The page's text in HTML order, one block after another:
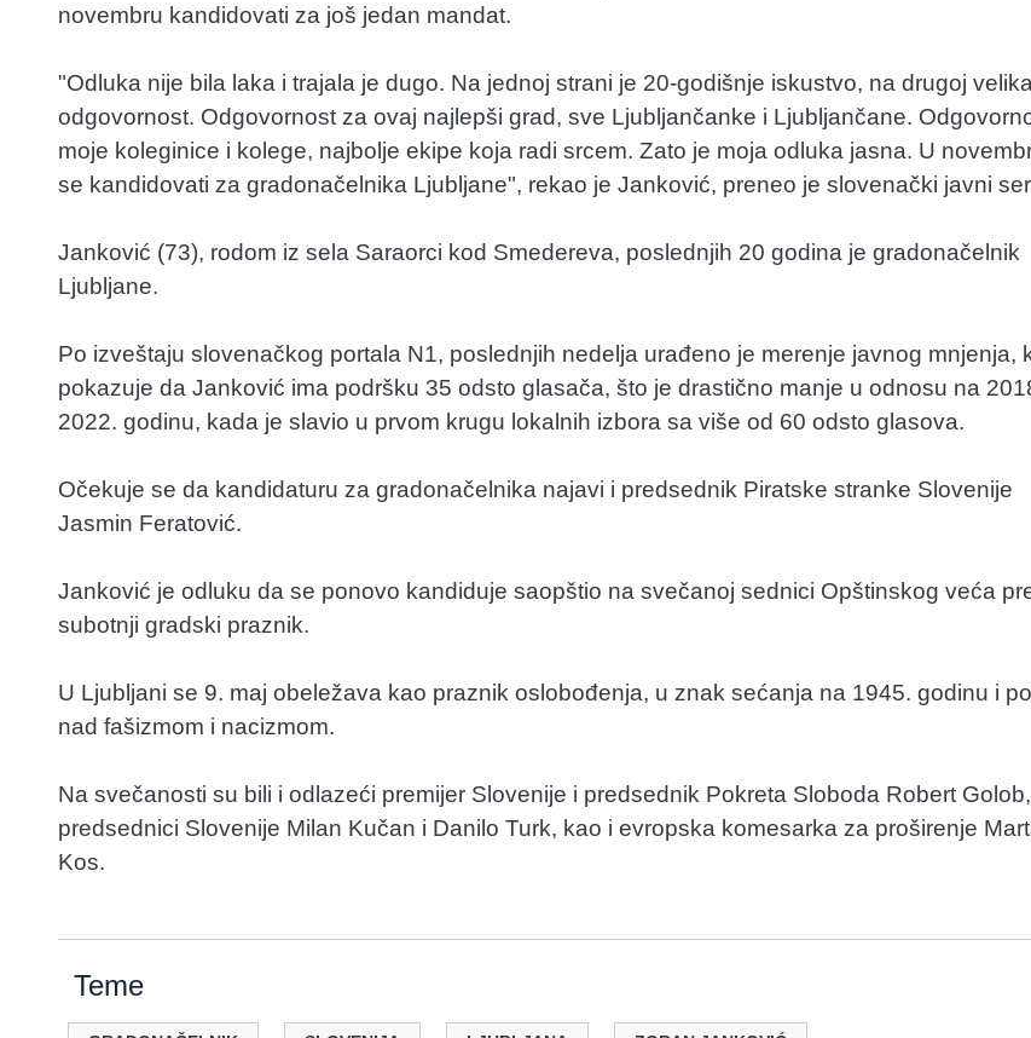
novembru kandidovati za još jedan mandat.
"Odluka nije bila laka i trajala je dugo. Na jednoj strani je 20-godišnje iskustvo, na drugoj velika
odgovornost. Odgovornost za ovaj najlepši grad, sve Ljubljančanke i Ljubljančane.
moje koleginice i kolege, najbolje ekipe koja radi srcem. Zato je moja odluka jasna. U
se kandidovati za gradonačelnika Ljubljane", rekao je Janković, preneo je slovenački javni
Janković (73), rodom iz sela Saraorci kod Smedereva, poslednjih 20 godina je gradonačelnik
Ljubljane.
Po izveštaju slovenačkog portala N1, poslednjih nedelja urađeno je merenje javnog mnjenja,
pokazuje da Janković ima podršku 35 odsto glasača, što je drastično manje u odnosu na
2022. godinu, kada je slavio u prvom krugu lokalnih izbora sa više od 60 odsto glasova.
Očekuje se da kandidaturu za gradonačelnika najavi i predsednik Piratske stranke Slovenije
Jasmin Feratović.
Janković je odluku da se ponovo kandiduje saopštio na svečanoj sednici Opštinskog veća
subotnji gradski praznik.
U Ljubljani se 9. maj obeležava kao praznik oslobođenja, u znak sećanja na 1945. godinu i
nad fašizmom i nacizmom.
Na svečanosti su bili i odlazeći premijer Slovenije i predsednik Pokreta Sloboda Robert
predsednici Slovenije Milan Kučan i Danilo Turk, kao i evropska komesarka za proširenje
Kos.
Teme